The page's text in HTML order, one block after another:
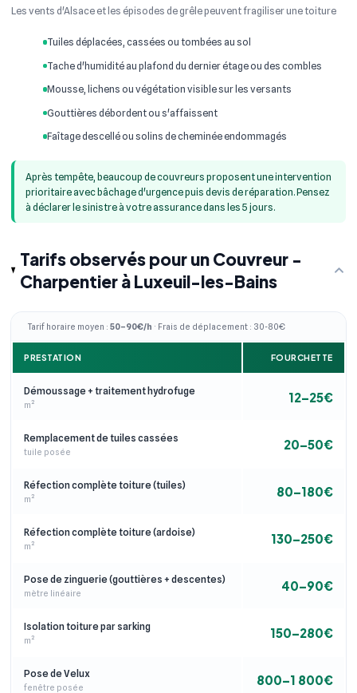
Les vents d'Alsace et les épisodes de grêle peuvent fragiliser une toiture
Tuiles déplacées, cassées ou tombées au sol
Tache d'humidité au plafond du dernier étage ou des combles
Mousse, lichens ou végétation visible sur les versants
Gouttières débordent ou s'affaissent
Faîtage descellé ou solins de cheminée endommagés
Après tempête, beaucoup de couvreurs proposent une intervention
prioritaire avec bâchage d'urgence puis devis de réparation. Pensez
à déclarer le sinistre à votre assurance dans les 5 jours.
Tarifs observés pour un Couvreur -
Charpentier à Luxeuil-les-Bains
Tarif horaire moyen : 50–90€/h · Frais de déplacement : 30-80€
PRESTATION FOURCHETTE
Démoussage + traitement hydrofuge
m² 12–25€
Remplacement de tuiles cassées
tuile posée 20–50€
Réfection complète toiture (tuiles)
m² 80–180€
Réfection complète toiture (ardoise)
m² 130–250€
Pose de zinguerie (gouttières + descentes)
mètre linéaire 40–90€
Isolation toiture par sarking
m² 150–280€
Pose de Velux
fenêtre posée 800–1 800€